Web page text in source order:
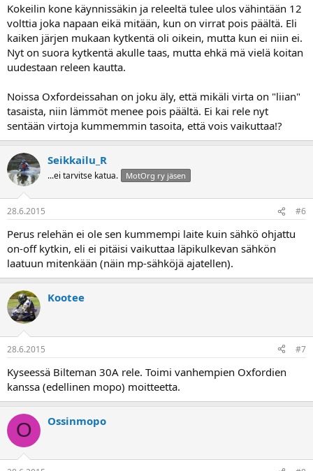
Kokeilin kone käynnissäkin ja releeltä tulee ulos vähintään 12
volttia joka napaan eikä mitään, kun on virrat pois päältä. Eli
kaiken järjen mukaan kytkentä oli oikein, mutta kun ei niin ei.
Nyt on suora kytkentä akulle taas, mutta ehkä mä vielä koitan
uudestaan releen kautta.
Noissa Oxfordeissahan on joku äly, että mikäli virta on "liian"
tasaista, niin lämmöt menee pois päältä. Ei kai rele nyt
sentään virtoja kummemmin tasoita, että vois vaikuttaa!?
Seikkailu_R
...ei tarvitse katua. MotOrg ry jäsen
28.6.2015 #6
Perus relehän ei ole sen kummempi laite kuin sähkö ohjattu
on-off kytkin, eli ei pitäisi vaikuttaa läpikulkevan sähkön
laatuun mitenkään (näin mp-sähköjä ajatellen).
Kootee
28.6.2015 #7
Kyseessä Bilteman 30A rele. Toimi vanhempien Oxfordien
kanssa (edellinen mopo) moitteetta.
O Ossinmopo